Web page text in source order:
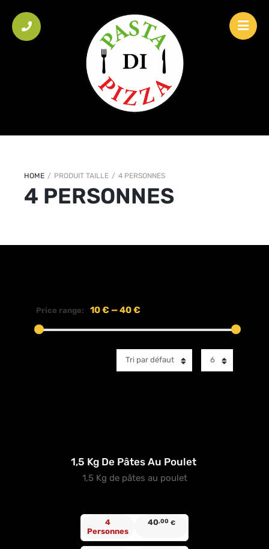
HOME / PRODUIT TAILLE / 4 PERSONNES
4 PERSONNES
Price range: 10 € —40 €
6
Tri par défaut
1,5 Kg De Pâtes Au Poulet
1,5 Kg de pâtes au poulet
4
Personnes
40,00 €